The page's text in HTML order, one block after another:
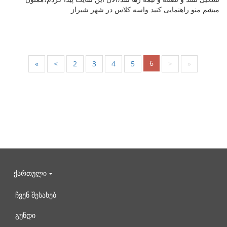
میشم منو راهنمایی کنید واسه کلاس در شهر شیراز
« < 2 3 4 5 6 > »
ქართული
ჩვენ შესახებ
გუნდი